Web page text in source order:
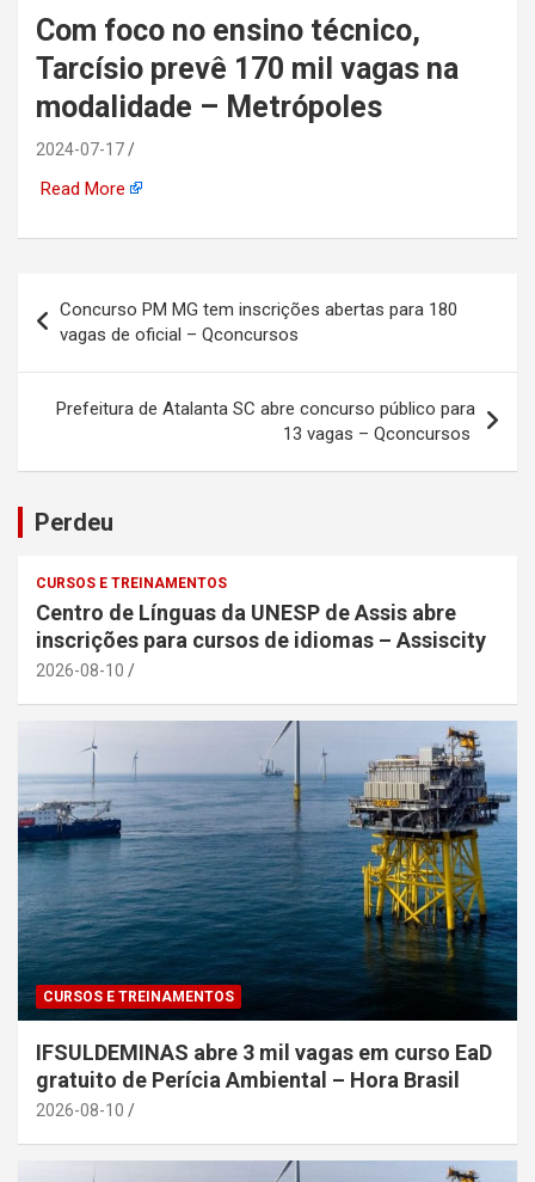
automotiva, mineração,
indústria naval, etc
Com foco no ensino técnico,
Tarcísio prevê 170 mil vagas na
modalidade – Metrópoles
2024-07-17
Read More
de
Post
Concurso PM MG tem inscrições abertas para 180
vagas de oficial – Qconcursos
Prefeitura de Atalanta SC abre concurso público para
13 vagas – Qconcursos
Perdeu
CURSOS E TREINAMENTOS
Centro de Línguas da UNESP de Assis abre
inscrições para cursos de idiomas – Assiscity
2026-08-10
CURSOS E TREINAMENTOS
IFSULDEMINAS abre 3 mil vagas em curso EaD
gratuito de Perícia Ambiental – Hora Brasil
2026-08-10